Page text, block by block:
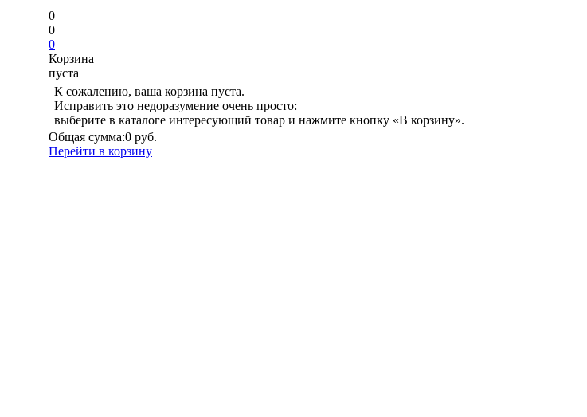
0
0
0
Корзина
пуста
К сожалению, ваша корзина пуста.
Исправить это недоразумение очень просто:
выберите в каталоге интересующий товар и нажмите кнопку «В корзину».
Общая сумма:0 руб.
Перейти в корзину